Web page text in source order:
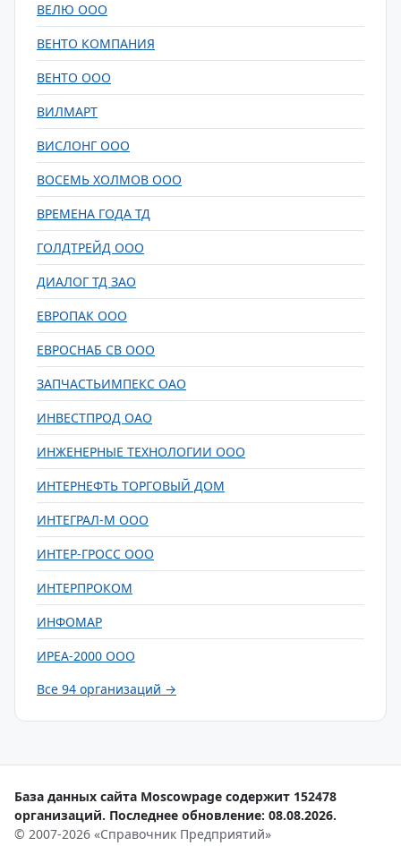
ВЕЛЮ ООО
ВЕНТО КОМПАНИЯ
ВЕНТО ООО
ВИЛМАРТ
ВИСЛОНГ ООО
ВОСЕМЬ ХОЛМОВ ООО
ВРЕМЕНА ГОДА ТД
ГОЛДТРЕЙД ООО
ДИАЛОГ ТД ЗАО
ЕВРОПАК ООО
ЕВРОСНАБ СВ ООО
ЗАПЧАСТЬИМПЕКС ОАО
ИНВЕСТПРОД ОАО
ИНЖЕНЕРНЫЕ ТЕХНОЛОГИИ ООО
ИНТЕРНЕФТЬ ТОРГОВЫЙ ДОМ
ИНТЕГРАЛ-М ООО
ИНТЕР-ГРОСС ООО
ИНТЕРПРОКОМ
ИНФОМАР
ИРЕА-2000 ООО
Все 94 организаций →
База данных сайта Moscowpage содержит 152478
организаций. Последнее обновление: 08.08.2026.
© 2007-2026 «Справочник Предприятий»